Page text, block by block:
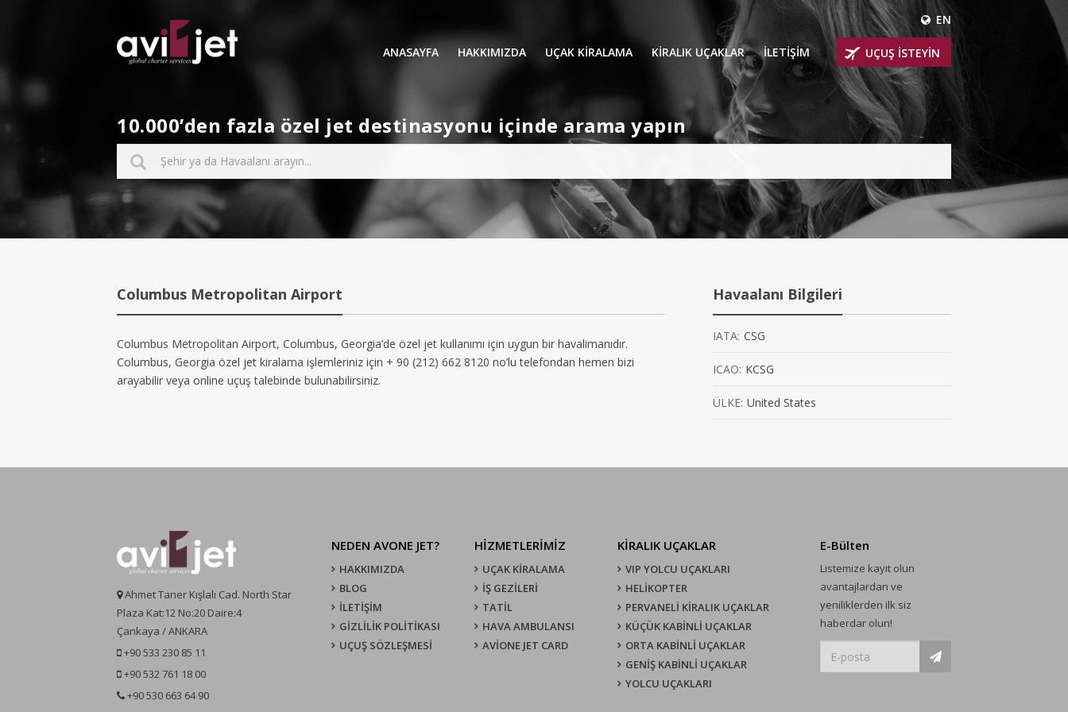
EN
ANASAYFA HAKKIMIZDA UÇAK KİRALAMA
İŞ GEZİLERİ TATİL
AVİONE JET CARD
KIRALIK UÇAKLAR
VIP YOLCU UÇAKLARI
HELİKOPTER
KÜÇÜK KABİNLİ UÇAKLAR
ORTA KABİNLİ UÇAKLAR
YOLCU UÇAKLARI
İLETİŞİM UÇUŞ İSTEYİN
10.000’den fazla özel jet destinasyonu içinde arama yapın
Columbus Metropolitan Airport
Columbus Metropolitan Airport, Columbus, Georgia’de özel jet kullanımı için uygun bir havalimanıdır.
Columbus, Georgia özel jet kiralama işlemleriniz için + 90 (212) 662 8120 no’lu telefondan hemen bizi
arayabilir veya online uçuş talebinde bulunabilirsiniz.
Havaalanı Bilgileri
IATA: CSG
ICAO: KCSG
ÜLKE: United States
Ahmet Taner Kışlalı Cad. North Star
Plaza Kat:12 No:20 Daire:4
Çankaya / ANKARA
+90 533 230 85 11
+90 532 761 18 00
+90 530 663 64 90
NEDEN AVONE JET?
HAKKIMIZDA
BLOG
İLETİŞİM
GİZLİLİK POLİTİKASI
UÇUŞ SÖZLEŞMESI
HİZMETLERİMİZ
UÇAK KIRALAMA
İŞ GEZİLERİ
TATİL
HAVA AMBULANSI
AVİONE JET CARD
KIRALIK UÇAKLAR
VIP YOLCU UÇAKLARI
HELİKOPTER
PERVANELİ KİRALIK UÇAKLAR
KÜÇÜK KABİNLİ UÇAKLAR
ORTA KABİNLİ UÇAKLAR
GENİŞ KABİNLİ UÇAKLAR
YOLCU UÇAKLARI
E-Bülten
Listemize kayıt olun
avantajlardan ve
yeniliklerden ilk siz
haberdar olun!